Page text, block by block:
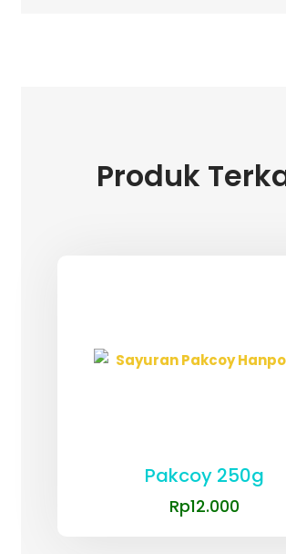
Produk
Pakcoy 250g
Rp12.000